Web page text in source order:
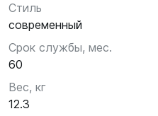
Стиль
современный
Срок службы, мес.
60
Вес, кг
12.3